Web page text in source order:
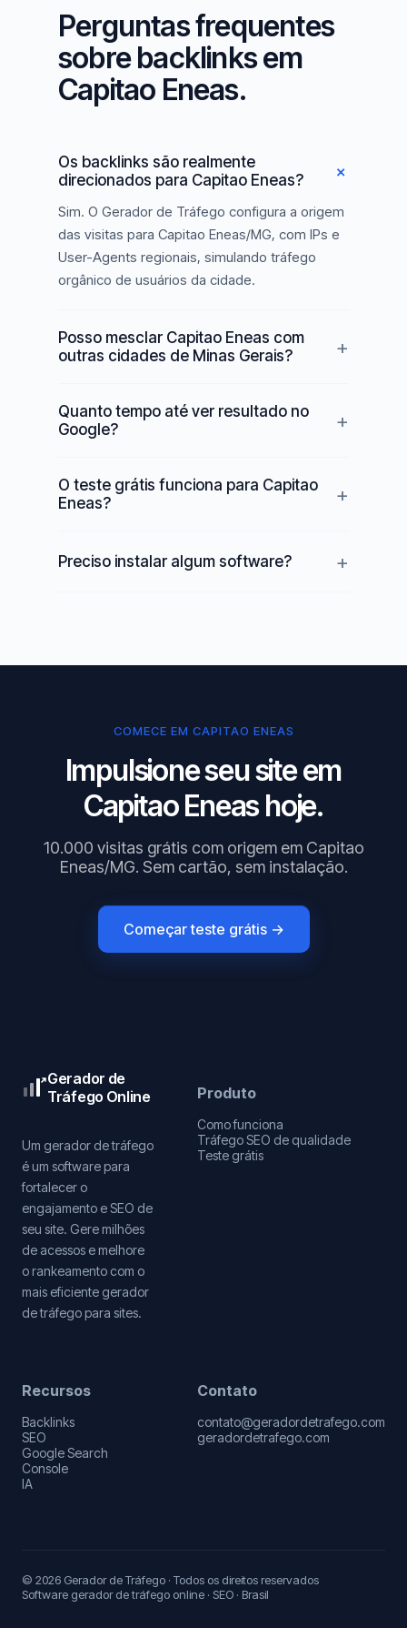
Perguntas frequentes
sobre backlinks em
Capitao Eneas.
Os backlinks são realmente
direcionados para Capitao Eneas?
Sim. O Gerador de Tráfego configura a origem
das visitas para Capitao Eneas/MG, com IPs e
User-Agents regionais, simulando tráfego
orgânico de usuários da cidade.
Posso mesclar Capitao Eneas com
outras cidades de Minas Gerais?
Quanto tempo até ver resultado no
Google?
O teste grátis funciona para Capitao
Eneas?
Preciso instalar algum software?
COMECE EM CAPITAO ENEAS
Impulsione seu site em
Capitao Eneas hoje.
10.000 visitas grátis com origem em Capitao
Eneas/MG. Sem cartão, sem instalação.
Começar teste grátis →
Gerador de
Tráfego Online
Um gerador de tráfego
é um software para
fortalecer o
engajamento e SEO de
seu site. Gere milhões
de acessos e melhore
o rankeamento com o
mais eficiente gerador
de tráfego para sites.
Produto
Como funciona
Tráfego SEO de qualidade
Teste grátis
Recursos
Backlinks
SEO
Google Search
Console
IA
Contato
contato@geradordetrafego.com
geradordetrafego.com
© 2026 Gerador de Tráfego · Todos os direitos reservados
Software gerador de tráfego online · SEO · Brasil